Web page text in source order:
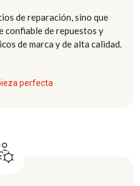
de reparación, sino que
confiable de repuestos y
de marca y de alta calidad.
perfecta